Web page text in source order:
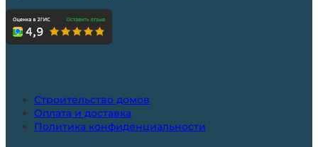
Строительство домов
Оплата и доставка
Политика конфиденциальности